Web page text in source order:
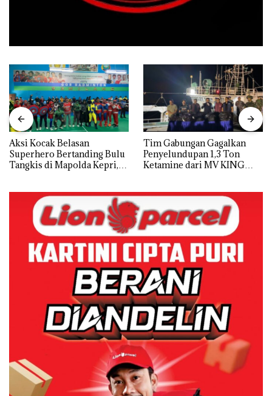
Aksi Kocak Belasan
Superhero Bertanding Bulu
Tangkis di Mapolda Kepri,
Tim Gabungan Gagalkan
Penyelundupan 1,3 Ton
Ketamine dari MV KING